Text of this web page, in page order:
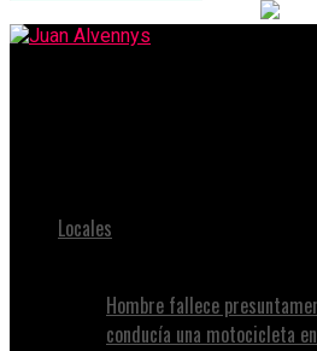
Locales
Hombre fallece
conducía una motocicleta